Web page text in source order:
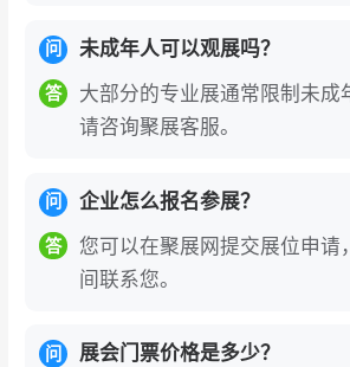
问 未成年人可以观展吗？
答
大部分的专业展通常限制未成
请咨询聚展客服。
问 企业怎么报名参展？
答
您可以在聚展网提交展位申请
间联系您。
问 展会门票价格是多少？